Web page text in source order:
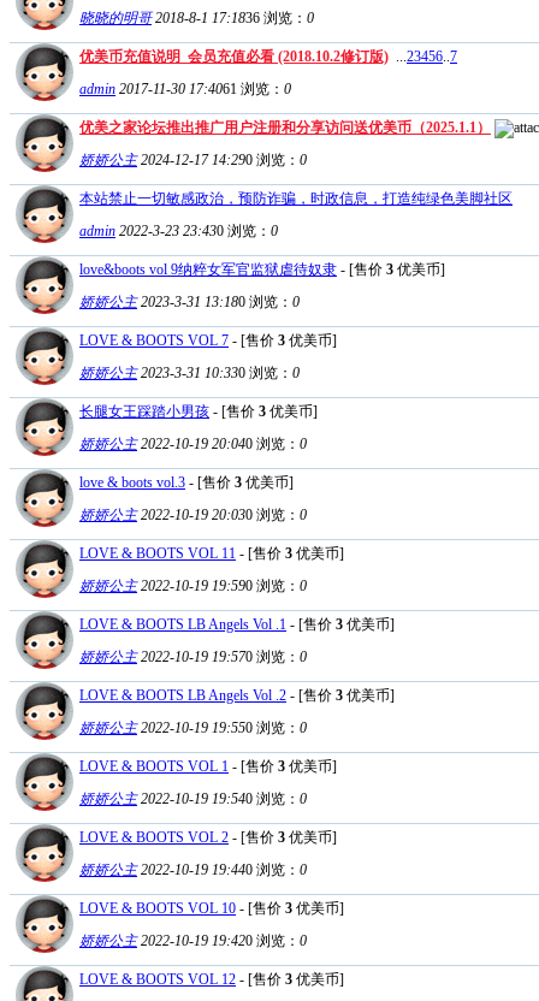
晓晓的明哥 2018-8-1 17:1836 浏览： 0
优美币充值说明_会员充值必看 (2018.10.2修订版) 23456 7
admin 2017-11-30 17:4061 浏览： 0
优美之家论坛推出推广用户注册和分享访问送优美币（2025.1.1）
娇娇公主 2024-12-17 14:290 浏览： 0
本站禁止一切敏感政治，预防诈骗，时政信息，打造纯绿色美脚社区
admin 2022-3-23 23:430 浏览： 0
love&boots vol 9纳粹女军官监狱虐待奴隶 - [售价 3 优美币]
娇娇公主 2023-3-31 13:180 浏览： 0
LOVE & BOOTS VOL 7 - [售价 3 优美币]
娇娇公主 2023-3-31 10:330 浏览： 0
长腿女王踩踏小男孩 - [售价 3 优美币]
娇娇公主 2022-10-19 20:040 浏览： 0
love & boots vol.3 - [售价 3 优美币]
娇娇公主 2022-10-19 20:030 浏览： 0
LOVE & BOOTS VOL 11 - [售价 3 优美币]
娇娇公主 2022-10-19 19:590 浏览： 0
LOVE & BOOTS LB Angels Vol .1 - [售价 3 优美币]
娇娇公主 2022-10-19 19:570 浏览： 0
LOVE & BOOTS LB Angels Vol .2 - [售价 3 优美币]
娇娇公主 2022-10-19 19:550 浏览： 0
LOVE & BOOTS VOL 1 - [售价 3 优美币]
娇娇公主 2022-10-19 19:540 浏览： 0
LOVE & BOOTS VOL 2 - [售价 3 优美币]
娇娇公主 2022-10-19 19:440 浏览： 0
LOVE & BOOTS VOL 10 - [售价 3 优美币]
娇娇公主 2022-10-19 19:420 浏览： 0
LOVE & BOOTS VOL 12 - [售价 3 优美币]